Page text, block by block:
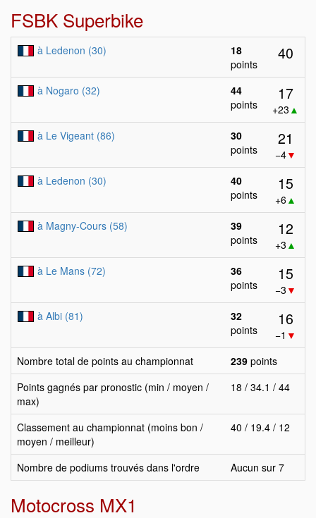
FSBK Superbike
à Ledenon (30)
18
points
40
à Nogaro (32)
44
points
17
+23 ▲
à Le Vigeant (86)
30
points
21
−4▼
à Ledenon (30)
40
points
15
+6▲
à Magny-Cours (58)
39
points
12
+3 ▲
à Le Mans (72)
36
points
15
−3 ▼
à Albi (81)
32
points
16
−1 ▼
Nombre total de points au championnat
239 points
Points gagnés par pronostic (min / moyen /
max)
18 / 34.1 / 44
Classement au championnat (moins bon /
moyen / meilleur)
40 / 19.4 / 12
Nombre de podiums trouvés dans l'ordre Aucun sur 7
Motocross MX1